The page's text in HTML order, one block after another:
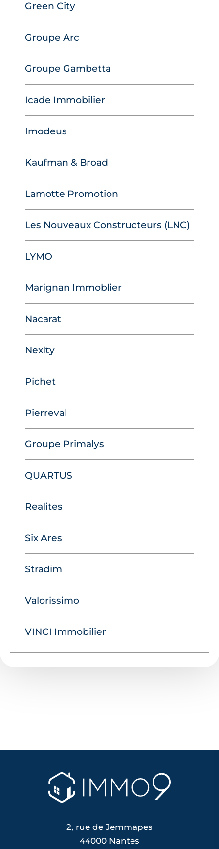
Green City
Groupe Arc
Groupe Gambetta
Icade Immobilier
Imodeus
Kaufman & Broad
Lamotte Promotion
Les Nouveaux Constructeurs (LNC)
LYMO
Marignan Immoblier
Nacarat
Nexity
Pichet
Pierreval
Groupe Primalys
QUARTUS
Realites
Six Ares
Stradim
Valorissimo
VINCI Immobilier
2, rue de Jemmapes
44000 Nantes